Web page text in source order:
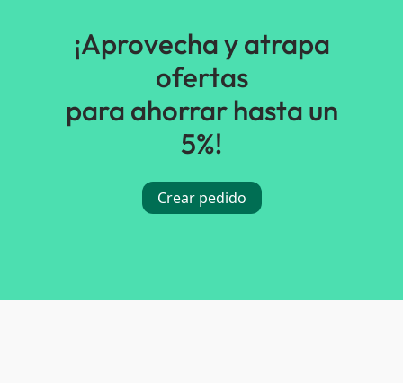
¡Aprovecha y atrapa
ofertas
para ahorrar hasta un
5%!
Crear pedido